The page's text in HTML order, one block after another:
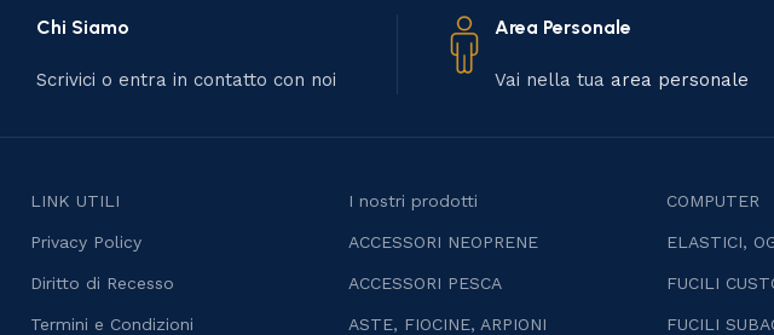
Chi Siamo
Scrivici o entra in contatto con noi
Area Personale
Vai nella tua area personale
LINK UTILI
Privacy Policy
Diritto di Recesso
Termini e Condizioni
I nostri prodotti
ACCESSORI NEOPRENE
ACCESSORI PESCA
ASTE, FIOCINE, ARPIONI
COMPUTER
ELASTICI,
FUCILI
FUCILI